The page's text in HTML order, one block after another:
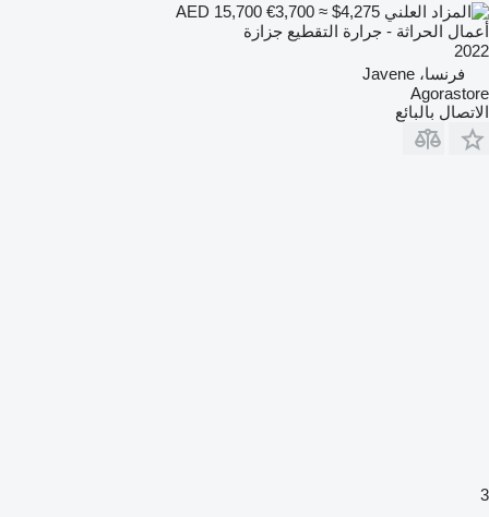
€3,700 ≈ $4,275
أعمال الحراثة - جرارة التقطيع جزازة
2022
فرنسا، Javene
Agorastore
الاتصال بالبائع
3